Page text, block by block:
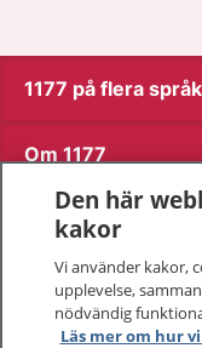
1177 på flera språk
Om 1177
Kontakt
Behandling av
Den här
kakor
Vi använder kakor,
upplevelse,
nödvändig
Läs mer om hur